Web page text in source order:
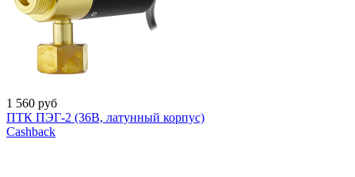
1 560 руб
ПТК ПЭГ-2 (36В, латунный корпус)
Cashback